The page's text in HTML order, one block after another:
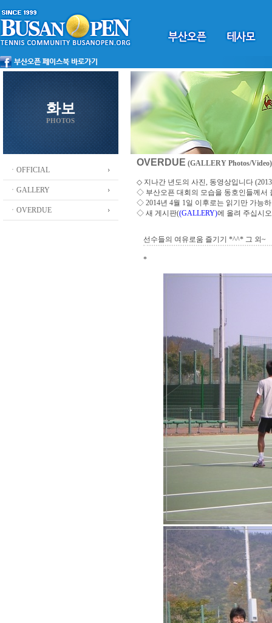
화보
PHOTOS
ㆍOFFICIAL
ㆍGALLERY
ㆍOVERDUE
OVERDUE (GALLERY Photos/Video)
◇ 지나간 년도의 사진, 동영상입니다
◇ 부산오픈 대회의 모습을 동호인들께서
◇ 2014년 4월 1일 이후로는 읽기만 가능
◇ 새 게시판((GALLERY)에 올려 주십시오
선수들의 여유로움 즐기기 *^^* 그 외~
*